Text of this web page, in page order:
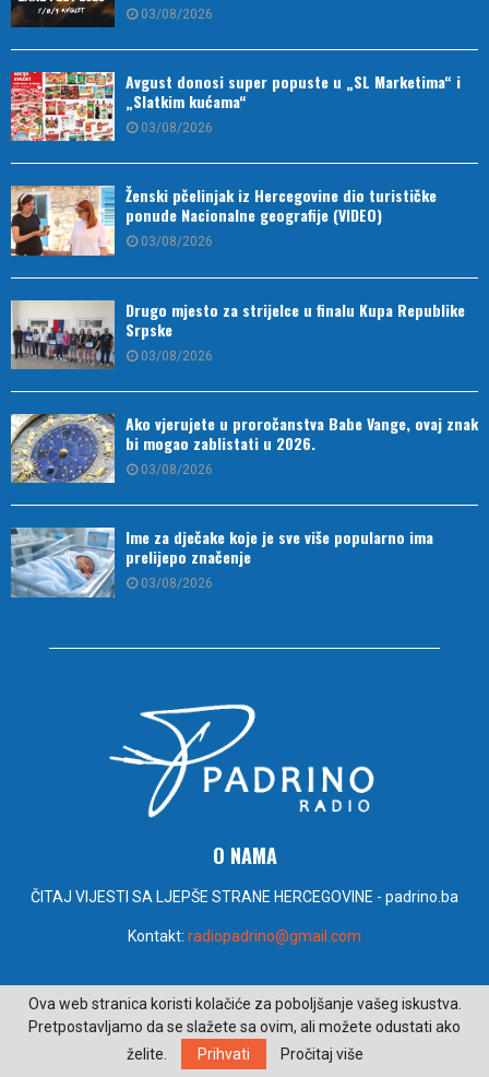
03/08/2026
Avgust donosi super popuste u „SL Marketima“ i
„Slatkim kućama“
03/08/2026
Ženski pčelinjak iz Hercegovine dio turističke
ponude Nacionalne geografije (VIDEO)
03/08/2026
Drugo mjesto za strijelce u finalu Kupa Republike
Srpske
03/08/2026
Ako vjerujete u proročanstva Babe Vange, ovaj znak
bi mogao zablistati u 2026.
03/08/2026
Ime za dječake koje je sve više popularno ima
prelijepo značenje
03/08/2026
O NAMA
ČITAJ VIJESTI SA LJEPŠE STRANE HERCEGOVINE - padrino.ba
Kontakt: radiopadrino@gmail.com
PRATITE NAS
Ova web stranica koristi kolačiće za poboljšanje vašeg iskustva.
Pretpostavljamo da se slažete sa ovim, ali možete odustati ako
želite.
Prihvati Pročitaj više